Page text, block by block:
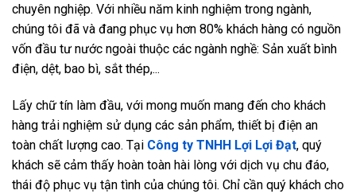
chuyên nghiệp. Với nhiều năm kinh nghiệm trong ngành,
chúng tôi đã và đang phục vụ hơn 80% khách hàng có nguồn
vốn đầu tư nước ngoài thuộc các ngành nghề: Sản xuất bình
điện, dệt, bao bì, sắt thép,...
Lấy chữ tín làm đầu, với mong muốn mang đến cho khách
hàng trải nghiệm sử dụng các sản phẩm, thiết bị điện an
toàn chất lượng cao. Tại Công ty TNHH Lợi Lợi Đạt, quý
khách sẽ cảm thấy hoàn toàn hài lòng với dịch vụ chu đáo,
thái độ phục vụ tận tình của chúng tôi. Chỉ cần quý khách cho